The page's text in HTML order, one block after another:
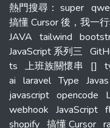
熱門搜尋 ： super
搞懂 Cursor 後，我一
JAVA tailwind
JavaScript 系列三
ts 上班族關懷串 []
ai laravel Type Javas
javascript opencode
webhook JavaScript
shopify 搞懂 Cursor